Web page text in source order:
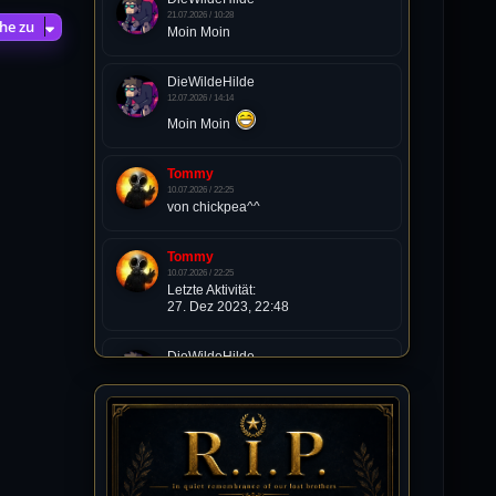
zu
21.07.2026 / 10:28
Moin Moin
DieWildeHilde
12.07.2026 / 14:14
Moin Moin
Tommy
10.07.2026 / 22:25
von chickpea^^
Tommy
10.07.2026 / 22:25
Letzte Aktivität:
27. Dez 2023, 22:48
DieWildeHilde
Happy Birthday Chickpea
DieWildeHilde
10.07.2026 / 10:08
Hallo meine Lieben!